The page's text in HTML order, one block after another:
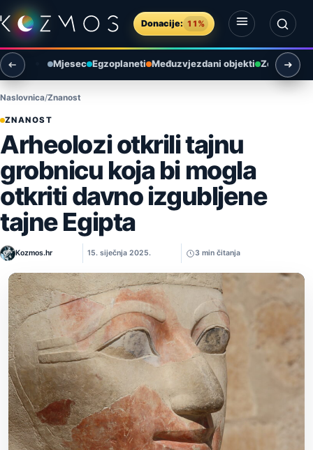
Preskoči na sadržaj
Donacije: 11%
Otvori izbornik
Otvori pretragu
Mjesec Egzoplaneti Međuzvjezdani objekti Zemlja i
Naslovnica Znanost
ZNANOST
Arheolozi otkrili tajnu
grobnicu koja bi mogla
otkriti davno izgubljene
tajne Egipta
Kozmos.hr 15. siječnja 2025. 3 min čitanja